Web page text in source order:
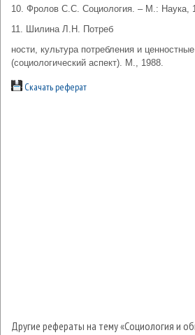
10. Фролов С.С. Социология. – М.: Наука,
11. Шилина Л.Н. Потреб
ности, культура потребления и
(социологический аспект). М., 1988.
Скачать реферат
Другие рефераты на тему «Социология и